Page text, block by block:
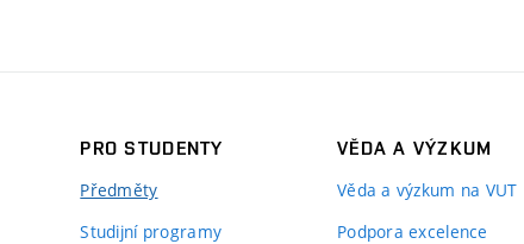
PRO STUDENTY
Předměty
Studijní programy
VĚDA A VÝZKUM
Věda a výzkum na VUT
Podpora excelence